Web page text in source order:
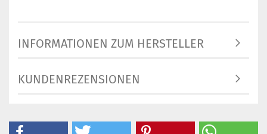
INFORMATIONEN ZUM HERSTELLER
KUNDENREZENSIONEN